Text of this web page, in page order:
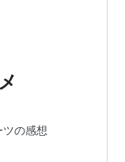
の感想